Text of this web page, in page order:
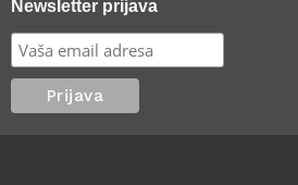
Newsletter prijava